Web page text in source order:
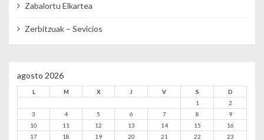
Zabalortu Elkartea
Zerbitzuak – Sevicios
agosto 2026
L M X J V S
D
1
2
3
4 5 6 7 8
9
10
11 12 13 14 15
16
17
18 19 20 21 22 23